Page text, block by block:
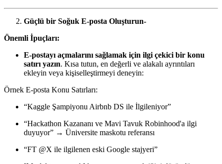
Güçlü bir Soğuk E-posta Oluşturun-
Önemli İpuçları:
E-postayı açmalarını sağlamak için ilgi çekici bir konu
satırı yazın. Kısa tutun, en değerli ve alakalı ayrıntıları
ekleyin veya kişiselleştirmeyi deneyin:
Örnek E-posta Konu Satırları:
“Kaggle Şampiyonu Airbnb DS ile İlgileniyor”
“Hackathon Kazananı ve Mavi Tavuk Robinhood'a ilgi
duyuyor” → Üniversite maskotu referansı
“FT @X ile ilgilenen eski Google stajyeri”